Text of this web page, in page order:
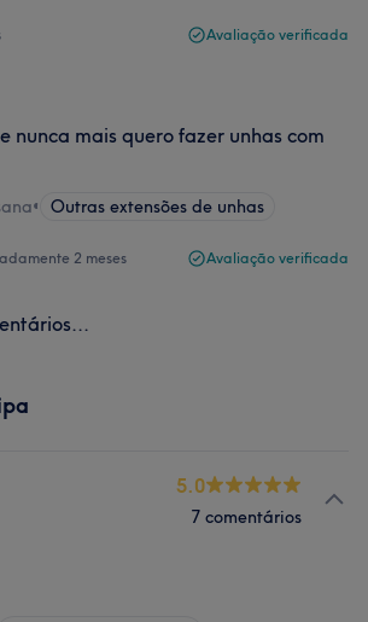
Avaliação verificada
nunca mais quero fazer unhas com
• Outras extensões de unhas
2 meses Avaliação verificada
5.0
7 comentários